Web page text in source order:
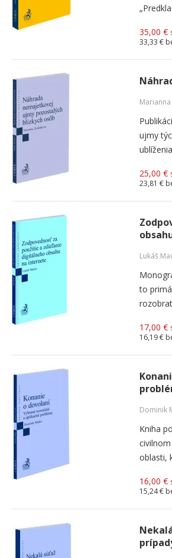
35,00 €
33,33 €
ujmy
25,00 €
23,81 €
Lukáš
to
17,00 €
16,19 €
Dominik
Kniha
oblasti,
16,00 €
15,24 €